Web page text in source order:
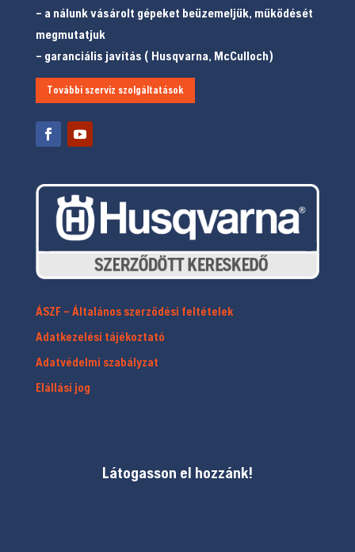
– a nálunk vásárolt gépeket beüzemeljük, működését
megmutatjuk
– garanciális javítás ( Husqvarna, McCulloch)
További szerviz szolgáltatások
ÁSZF – Általános szerződési feltételek
Adatkezelési tájékoztató
Adatvédelmi szabályzat
Elállási jog
Látogasson el hozzánk!